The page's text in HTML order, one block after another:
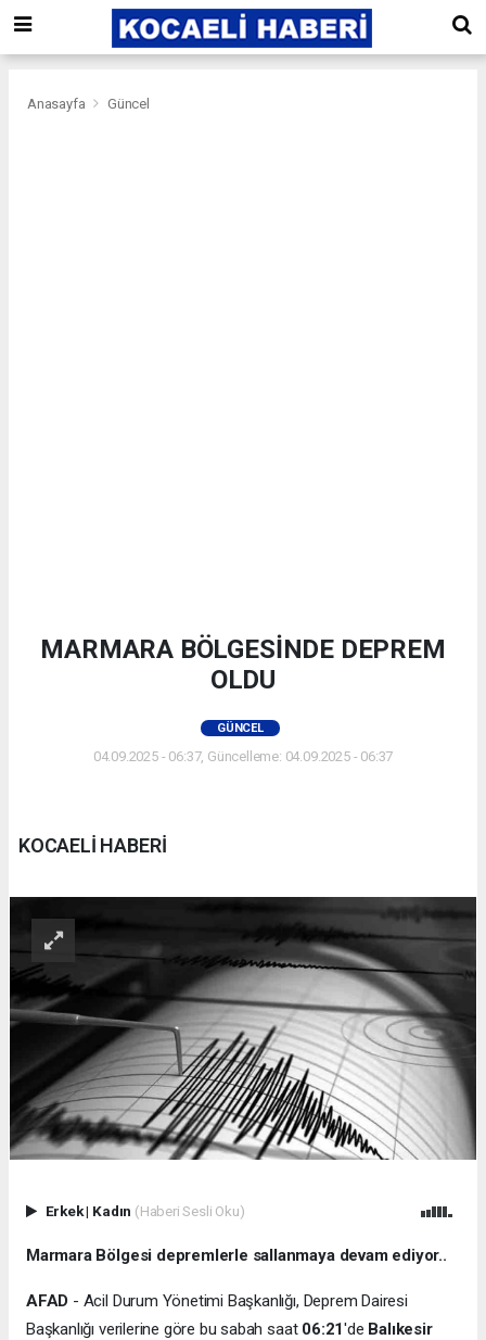
Anasayfa Güncel
MARMARA BÖLGESİNDE DEPREM
OLDU
GÜNCEL
04.09.2025 - 06:37, Güncelleme: 04.09.2025 - 06:37
KOCAELİ HABERİ
Erkek| Kadın (Haberi Sesli Oku)
Marmara Bölgesi depremlerle sallanmaya devam ediyor..
AFAD - Acil Durum Yönetimi Başkanlığı, Deprem Dairesi
Başkanlığı verilerine göre bu sabah saat 06:21'de Balıkesir